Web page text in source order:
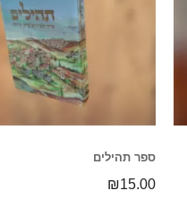
ספר תהילים
₪15.00